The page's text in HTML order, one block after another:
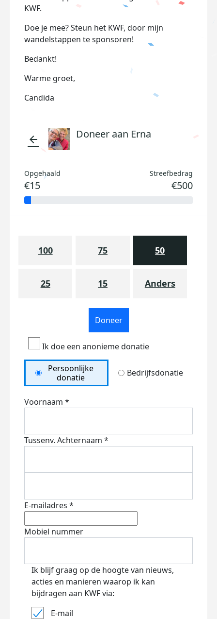
KWF.
Doe je mee? Steun het KWF, door mijn
wandelstappen te sponsoren!
Bedankt!
Warme groet,
Candida
arrow_back Doneer aan Erna
Opgehaald
€15
Streefbedrag
€500
100 75 50
25 15 Anders
Doneer
Ik doe een anonieme donatie
Persoonlijke
donatie
Bedrijfsdonatie
Voornaam *
Tussenv. Achternaam *
E-mailadres *
Mobiel nummer
Ik blijf graag op de hoogte van nieuws,
acties en manieren waarop ik kan
bijdragen aan KWF via:
E-mail